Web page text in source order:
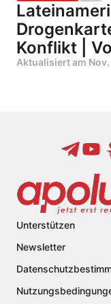
Konflikt |
Aktualisiert am
Unterstützen
Newsletter